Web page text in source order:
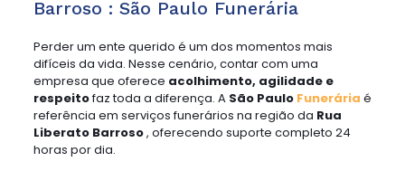
Barroso : São Paulo Funerária
Perder um ente querido é um dos momentos mais
difíceis da vida. Nesse cenário, contar com uma
empresa que oferece acolhimento, agilidade e
respeitofaz toda a diferença. A São Paulo Funerária é
referência em serviços funerários na região da Rua
Liberato Barroso, oferecendo suporte completo 24
horas por dia.